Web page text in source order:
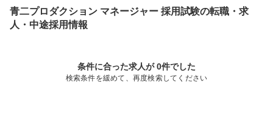
青二プロダクション マネージャー 採用試験の転職・求
人・中途採用情報
条件に合った求人が 0件でした
検索条件を緩めて、再度検索してください